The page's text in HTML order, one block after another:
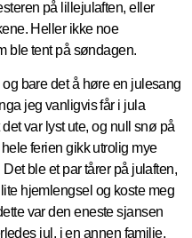
på lillejulaften, eller
Heller ikke noe
ble tent på søndagen.
bare det å høre en julesang
jeg vanligvis får i jula
var lyst ute, og null snø på
ferien gikk utrolig mye
ble et par tårer på julaften,
hjemlengsel og koste meg
var den eneste sjansen
jul, i en annen familie,